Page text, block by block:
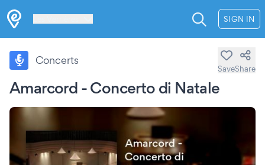
SIGN IN
Amarcord - Concerto di Natale
Concerts
SaveShare